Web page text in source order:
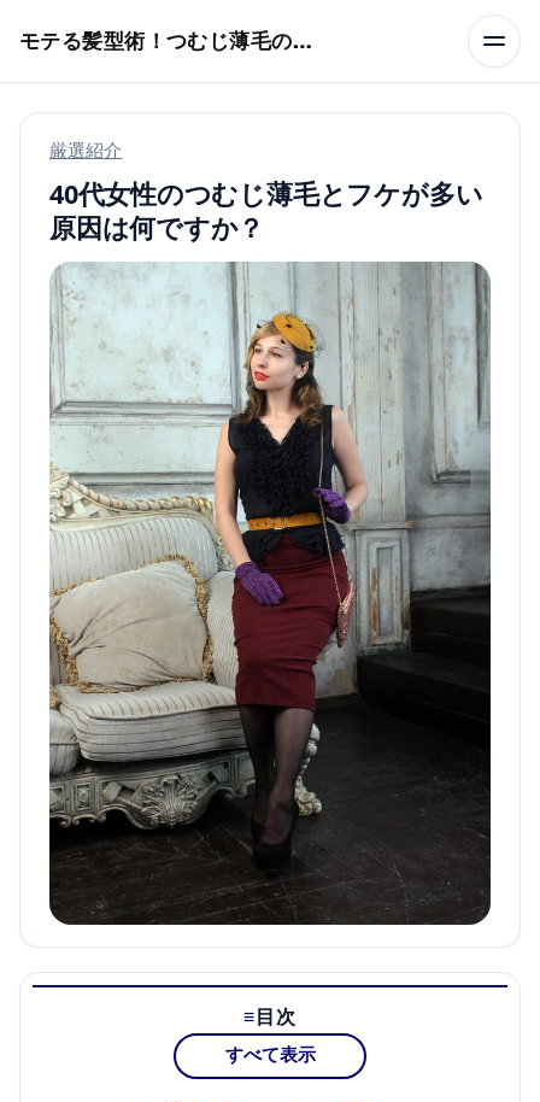
モテる髪型術！つむじ薄毛の隠し方
厳選紹介
40代女性のつむじ薄毛とフケが多い
原因は何ですか？
目次
すべて表示